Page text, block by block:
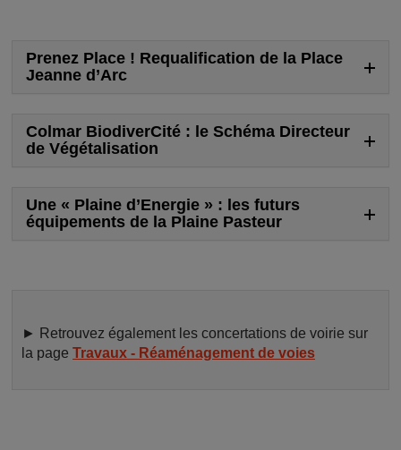
Prenez Place ! Requalification de la Place
Jeanne d’Arc
Colmar BiodiverCité : le Schéma Directeur
de Végétalisation
Une « Plaine d’Energie » : les futurs
équipements de la Plaine Pasteur
► Retrouvez également les concertations de voirie sur
la page Travaux - Réaménagement de voies